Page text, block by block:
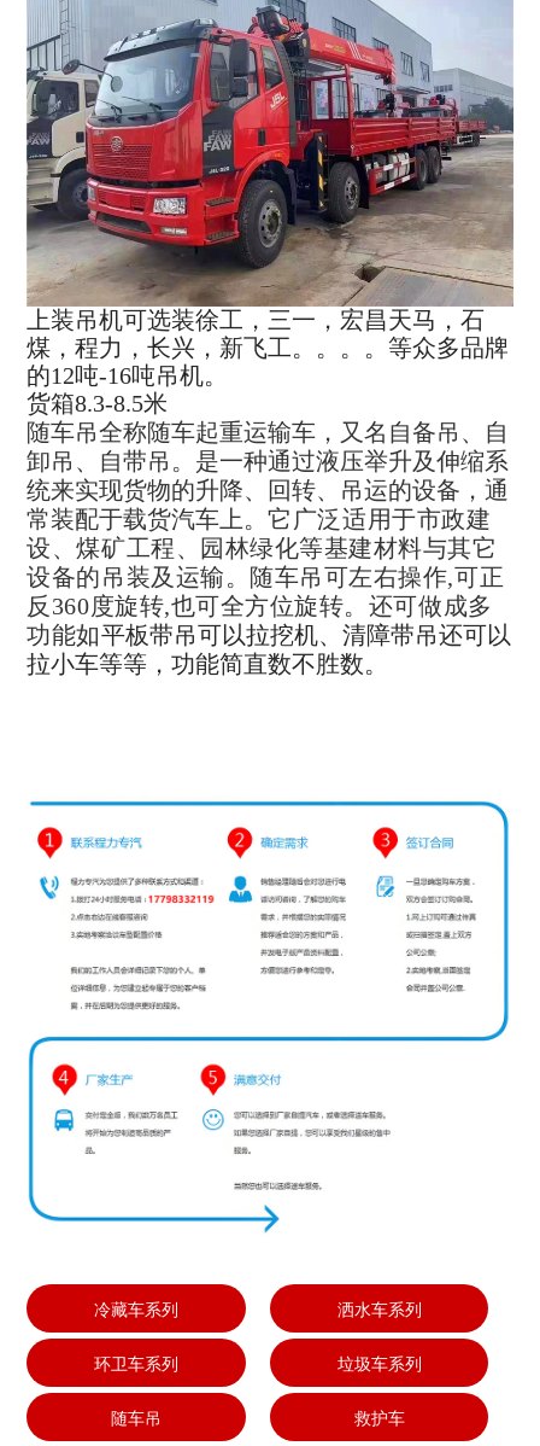
上装吊机可选装徐工，三一，宏昌天马，石
煤，程力，长兴，新飞工。。。。等众多品牌
的12吨-16吨吊机。
货箱8.3-8.5米
随车吊全称随车起重运输车，又名自备吊、自
卸吊、自带吊。是一种通过液压举升及伸缩系
统来实现货物的升降、回转、吊运的设备，通
常装配于载货汽车上。它广泛适用于市政建
设、煤矿工程、园林绿化等基建材料与其它
设备的吊装及运输。随车吊可左右操作,可正
反360度旋转,也可全方位旋转。还可做成多
功能如平板带吊可以拉挖机、清障带吊还可以
拉小车等等，功能简直数不胜数。
冷藏车系列 洒水车系列
环卫车系列 垃圾车系列
随车吊 救护车